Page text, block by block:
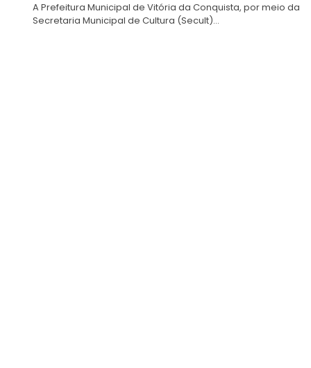
A Prefeitura Municipal de Vitória da Conquista, por meio da
Secretaria Municipal de Cultura (Secult)...